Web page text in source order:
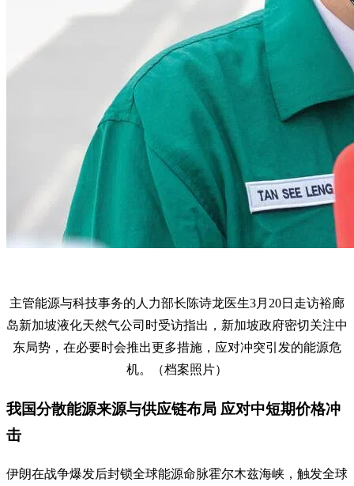
主管能源与科技事务的人力部长陈诗龙医生3月20日走访裕廊
岛新加坡液化天然气公司时受访指出，新加坡政府密切关注中
东局势，在必要时会推出更多措施，应对冲突引发的能源危
机。（档案照片）
我国分散能源来源与供应链布局 应对中短期价格冲
击
伊朗在战争爆发后封锁全球能源命脉霍尔木兹海峡，触发全球